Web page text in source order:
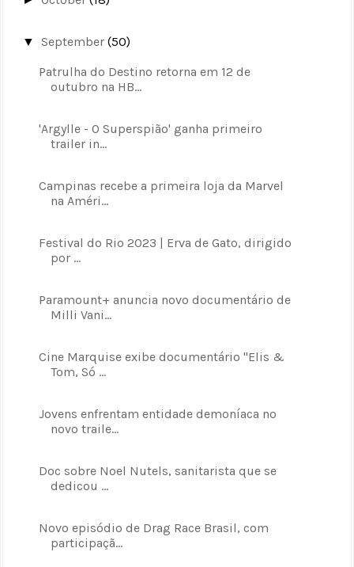
▼September(50)
Patrulha do Destino retorna em 12 de
outubro na HB...
'Argylle - O Superspião' ganha primeiro
trailer in...
Campinas recebe a primeira loja da Marvel
na Améri...
Festival do Rio 2023 | Erva de Gato, dirigido
por ...
Paramount+ anuncia novo documentário de
Milli Vani...
Cine Marquise exibe documentário ''Elis &
Tom, Só ...
Jovens enfrentam entidade demoníaca no
novo traile...
Doc sobre Noel Nutels, sanitarista que se
dedicou ...
Novo episódio de Drag Race Brasil, com
participaçã...